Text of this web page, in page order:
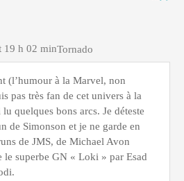
Tornado
19 h 02 min
(l’humour à la Marvel, non
pas très fan de cet univers à la
lu quelques bons arcs. Je déteste
de Simonson et je ne garde en
de JMS, de Michael Avon
le superbe GN « Loki » par Esad